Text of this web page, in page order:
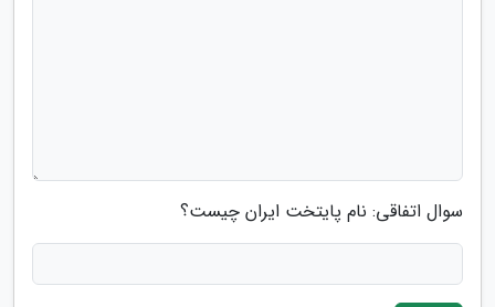
سوال اتفاقی: نام پایتخت ایران چیست؟